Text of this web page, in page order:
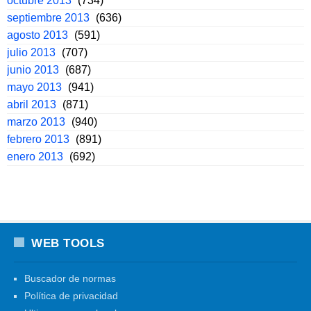
septiembre 2013 (636)
agosto 2013 (591)
julio 2013 (707)
junio 2013 (687)
mayo 2013 (941)
abril 2013 (871)
marzo 2013 (940)
febrero 2013 (891)
enero 2013 (692)
WEB TOOLS
Buscador de normas
Política de privacidad